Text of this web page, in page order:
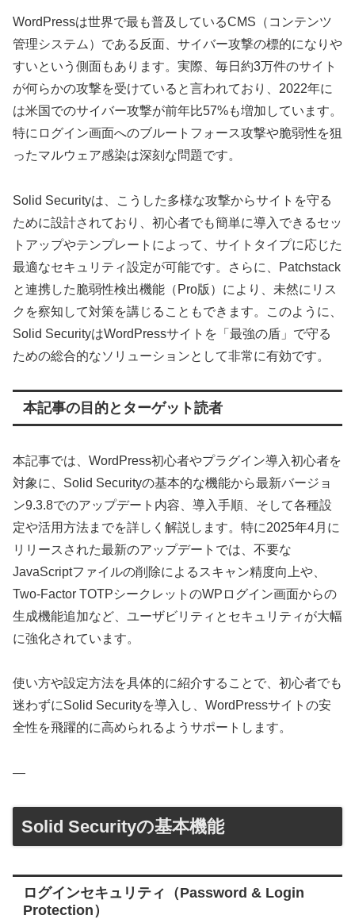
WordPressは世界で最も普及しているCMS（コンテンツ
管理システム）である反面、サイバー攻撃の標的になりや
すいという側面もあります。実際、毎日約3万件のサイト
が何らかの攻撃を受けていると言われており、2022年に
は米国でのサイバー攻撃が前年比57%も増加しています。
特にログイン画面へのブルートフォース攻撃や脆弱性を狙
ったマルウェア感染は深刻な問題です。
Solid Securityは、こうした多様な攻撃からサイトを守る
ために設計されており、初心者でも簡単に導入できるセッ
トアップやテンプレートによって、サイトタイプに応じた
最適なセキュリティ設定が可能です。さらに、Patchstack
と連携した脆弱性検出機能（Pro版）により、未然にリス
クを察知して対策を講じることもできます。このように、
Solid SecurityはWordPressサイトを「最強の盾」で守る
ための総合的なソリューションとして非常に有効です。
本記事の目的とターゲット読者
本記事では、WordPress初心者やプラグイン導入初心者を
対象に、Solid Securityの基本的な機能から最新バージョ
ン9.3.8でのアップデート内容、導入手順、そして各種設
定や活用方法までを詳しく解説します。特に2025年4月に
リリースされた最新のアップデートでは、不要な
JavaScriptファイルの削除によるスキャン精度向上や、
Two-Factor TOTPシークレットのWPログイン画面からの
生成機能追加など、ユーザビリティとセキュリティが大幅
に強化されています。
使い方や設定方法を具体的に紹介することで、初心者でも
迷わずにSolid Securityを導入し、WordPressサイトの安
全性を飛躍的に高められるようサポートします。
—
Solid Securityの基本機能
ログインセキュリティ（Password & Login
Protection）